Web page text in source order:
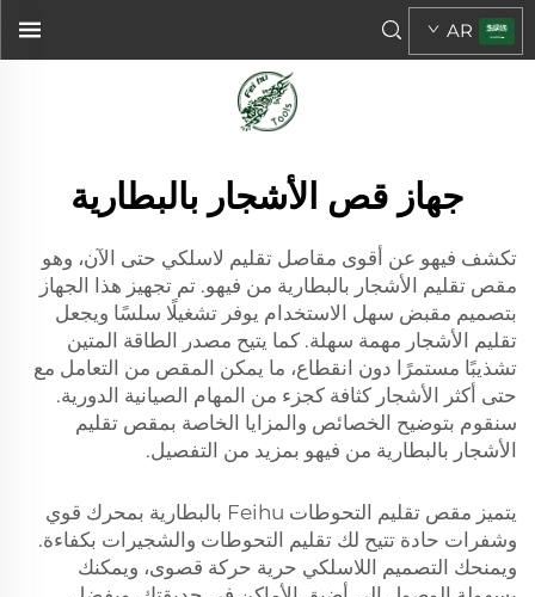
AR
جهاز قص الأشجار بالبطارية
تكشف فيهو عن أقوى مقاصل تقليم لاسلكي حتى الآن، وهو
مقص تقليم الأشجار بالبطارية من فيهو. تم تجهيز هذا الجهاز
بتصميم مقبض سهل الاستخدام يوفر تشغيلًا سلسًا ويجعل
تقليم الأشجار مهمة سهلة. كما يتيح مصدر الطاقة المتين
تشذيبًا مستمرًا دون انقطاع، ما يمكن المقص من التعامل مع
حتى أكثر الأشجار كثافة كجزء من المهام الصيانية الدورية.
سنقوم بتوضيح الخصائص والمزايا الخاصة بمقص تقليم
الأشجار بالبطارية من فيهو بمزيد من التفصيل.
يتميز مقص تقليم التحوطات Feihu بالبطارية بمحرك قوي
وشفرات حادة تتيح لك تقليم التحوطات والشجيرات بكفاءة.
ويمنحك التصميم اللاسلكي حرية حركة قصوى، ويمكنك